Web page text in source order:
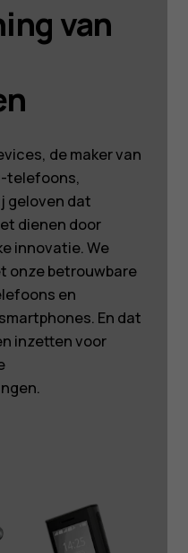
van
de maker van
telefoons,
geloven dat
dienen door
innovatie. We
onze betrouwbare
en
En dat
inzetten voor